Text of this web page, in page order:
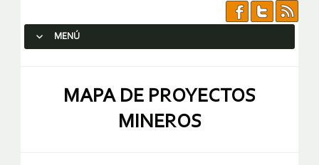
MENÚ
MAPA DE PROYECTOS
MINEROS